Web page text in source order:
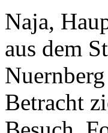
Naja,
aus dem
Betracht